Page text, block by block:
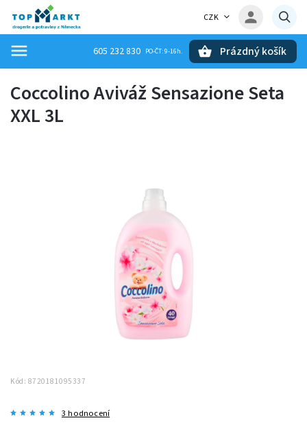
CZK
605 232 830 Prázdný košík
Coccolino Aviváž Sensazione Seta
XXL 3L
Kód: 8720181095337
3 hodnocení